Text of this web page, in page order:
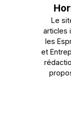
Le
articles
les
et